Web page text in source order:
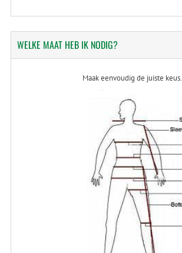
WELKE MAAT HEB IK NODIG?
Maak eenvoudig de juiste keus.